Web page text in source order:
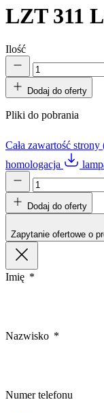
LZT 311
Ilość
Dodaj do oferty
Pliki do pobrania
Cała zawartość
homologacja
Dodaj do oferty
Zapytanie ofertowe o
Imię
Nazwisko
Numer telefonu